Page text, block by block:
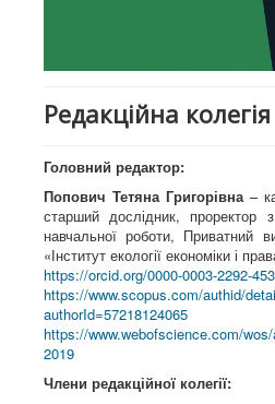
Редакційна колегія
Головний редактор:
Попович Тетяна Григорівна –
старший дослідник, проректор з
навчальної роботи, Приватний
«Інститут екології економіки і
https://orcid.org/0000-0003-2292-
https://www.scopus.com/authid/
authorId=57218124065
https://www.webofscience.com/
2019
Члени редакційної колегії: